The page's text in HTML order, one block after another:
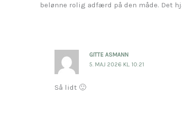
belønne rolig adfærd på den måde. Det
GITTE ASMANN
5. MAJ 2026 KL. 10:21
Så lidt 🙂